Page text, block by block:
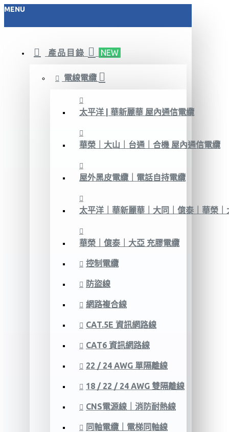
MENU
產品目錄 NEW
電線電纜
太平洋 | 華新麗華 屋內通信電纜
華榮｜大山｜台通｜合機 屋內通信電纜
屋外黑皮電纜｜電話自持電纜
太平洋｜華新麗華｜大同｜億泰｜華榮
華榮｜億泰｜大亞 充膠電纜
控制電纜
防盜線
網路複合線
CAT.5E 資訊網路線
CAT6 資訊網路線
22 / 24 AWG 單隔離線
18 / 22 / 24 AWG 雙隔離線
CNS電源線｜消防耐熱線
同軸電纜｜電梯同軸線